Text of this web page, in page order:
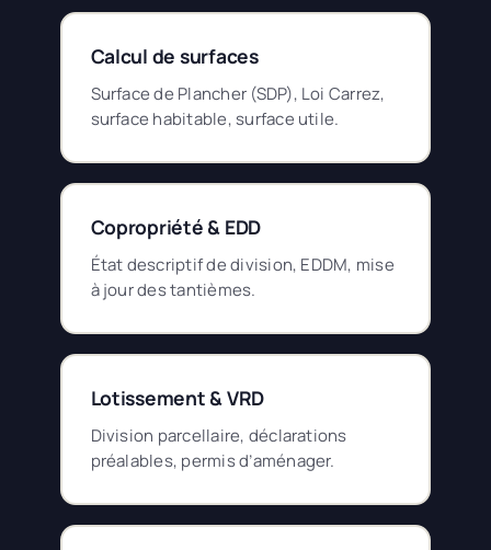
Calcul de surfaces
Surface de Plancher (SDP), Loi Carrez,
surface habitable, surface utile.
Copropriété & EDD
État descriptif de division, EDDM, mise
à jour des tantièmes.
Lotissement & VRD
Division parcellaire, déclarations
préalables, permis d’aménager.